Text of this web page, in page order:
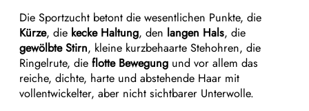
Die Sportzucht betont die wesentlichen Punkte, die
Kürze, die kecke Haltung, den langen Hals, die
gewölbte Stirn, kleine kurzbehaarte Stehohren, die
Ringelrute, die flotte Bewegung und vor allem das
reiche, dichte, harte und abstehende Haar mit
vollentwickelter, aber nicht sichtbarer Unterwolle.